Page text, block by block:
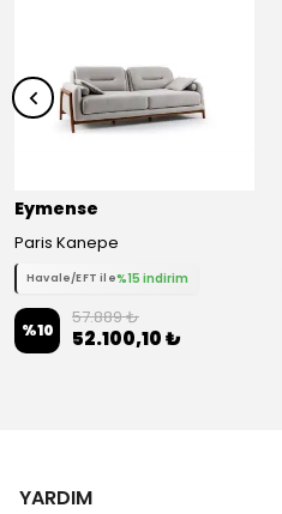
Eymense
Paris Kanepe
Havale/EFT ile%15 indirim
%10
57.889 ₺
52.100,10 ₺
YARDIM